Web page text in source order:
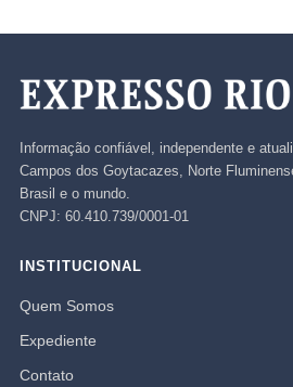
Informação confiável, independente e
Campos dos Goytacazes, Norte
Brasil e o mundo.
CNPJ: 60.410.739/0001-01
INSTITUCIONAL
Quem Somos
Expediente
Contato